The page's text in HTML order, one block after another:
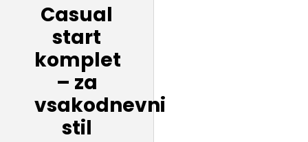
Casual
start
komplet
– za
vsakodnevni
stil